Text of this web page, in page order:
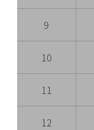
9
10
11
12